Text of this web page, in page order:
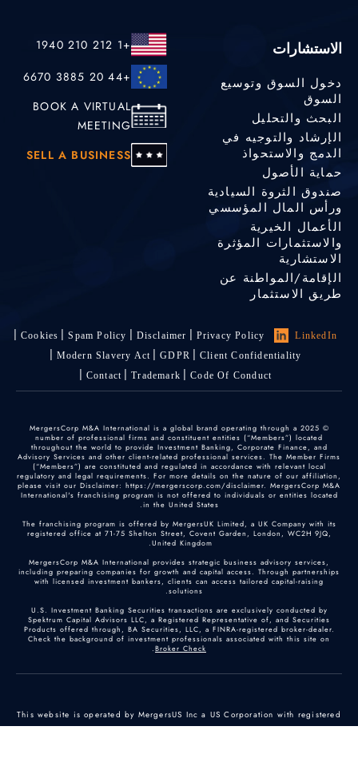
الاستشارات
دخول السوق وتوسيع
السوق
البحث والتحليل
الإرشاد والتوجيه في
الدمج والاستحواذ
حماية الأصول
صندوق الثروة السيادية
ورأس المال المؤسسي
الأعمال الخيرية
والاستثمارات المؤثرة
الاستشارية
الإقامة/المواطنة عن
طريق الاستثمار
+1 212 210 1940
+44 20 3885 6670
BOOK A VIRTUAL
MEETING
SELL A BUSINESS
LinkedIn
Privacy Policy
Disclaimer
Spam Policy
Cookies
Client Confidentiality
GDPR
Modern Slavery Act
Code Of Conduct
Trademark
Contact
© 2025 MergersCorp M&A International is a global brand operating through a
number of professional firms and constituent entities (“Members”) located
throughout the world to provide Investment Banking, Corporate Finance, and
Advisory Services and other client-related professional services. The Member Firms
(“Members”) are constituted and regulated in accordance with relevant local
regulatory and legal requirements. For more details on the nature of our affiliation,
please visit our Disclaimer: https://mergerscorp.com/disclaimer. MergersCorp M&A
International's franchising program is not offered to individuals or entities located
in the United States.
The franchising program is offered by MergersUK Limited, a UK Company with its
registered office at 71-75 Shelton Street, Covent Garden, London, WC2H 9JQ,
United Kingdom.
MergersCorp M&A International provides strategic business advisory services,
including preparing companies for growth and capital access. Through partnerships
with licensed investment bankers, clients can access tailored capital-raising
solutions.
U.S. Investment Banking Securities transactions are exclusively conducted by
Spektrum Capital Advisors LLC, a Registered Representative of, and Securities
Products offered through, BA Securities, LLC, a FINRA-registered broker-dealer.
Check the background of investment professionals associated with this site on
Broker Check
.
This website is operated by MergersUS Inc a US Corporation with registered